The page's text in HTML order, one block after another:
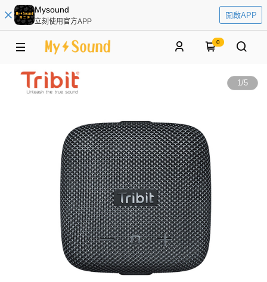
Mysound
立刻使用官方APP
開啟APP
0
1/5